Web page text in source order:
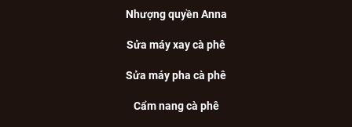
Nhượng quyền Anna
Sửa máy xay cà phê
Sửa máy pha cà phê
Cẩm nang cà phê